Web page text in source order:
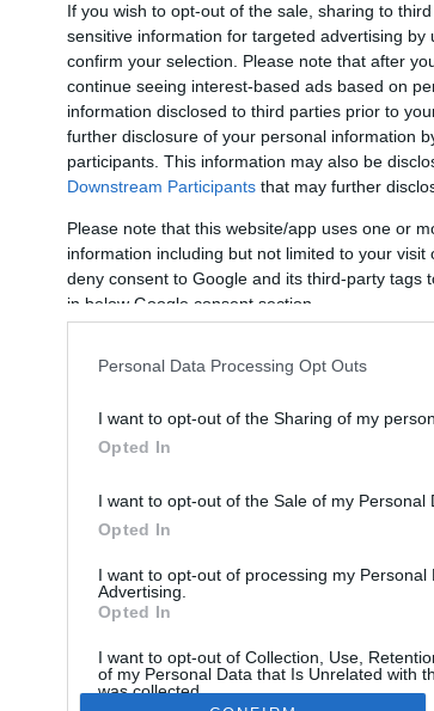
If you wish to opt-out of the sale, sharing to
sensitive information for targeted advertising
confirm your selection. Please note that after
continue seeing interest-based ads based on
information disclosed to third parties prior to
further disclosure of your personal information
participants. This information may also be
Downstream Participants that may further
Please note that this website/app uses one or
information including but not limited to your
deny consent to Google and its third-party tags
in below Google consent section.
Personal Data Processing Opt Outs
I want to opt-out of the Sharing of my
Opted In
I want to opt-out of the Sale of my Personal
Opted In
I want to opt-out of processing my Personal
Advertising.
Opted In
I want to opt-out of Collection, Use,
of my Personal Data that Is Unrelated with
was collected.